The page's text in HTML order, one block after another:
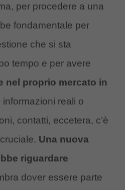
per procedere a una
fondamentale per
che si sta
tempo e per avere
nel proprio mercato in
informazioni reali o
contatti, eccetera, c’è
Una nuova
riguardare
dover essere parte